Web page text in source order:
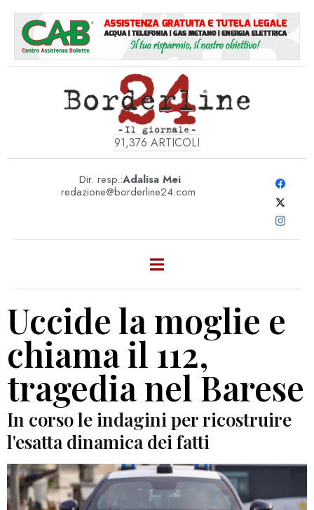
91,376 ARTICOLI
Dir. resp.:Adalisa Mei
redazione@borderline24.com
Uccide la moglie e
chiama il 112,
tragedia nel Barese
In corso le indagini per ricostruire
l'esatta dinamica dei fatti